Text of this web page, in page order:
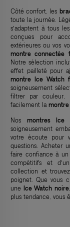
Côté confort, les
toute la journée.
s’adaptent à tous
conçues pour
extérieures ou vos
montre connectée
Notre sélection
effet pailleté pour
montre Ice Watch
soigneusement
filtrer par couleur,
facilement la
Nos montres Ice
soigneusement
votre écoute pour
questions. Acheter
faire confiance à
compétitifs et
collection et
poignet. Que vous
une Ice Watch noire
plus tendance, vous